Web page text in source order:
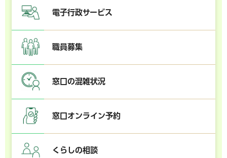
電子行政サービス
職員募集
窓口の混雑状況
窓口オンライン予約
くらしの相談